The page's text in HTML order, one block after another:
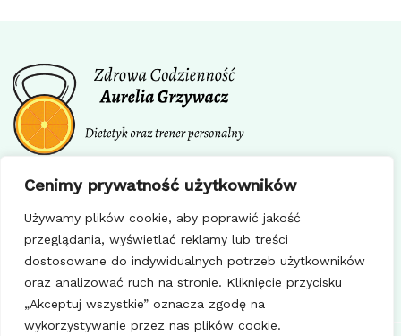
Cenimy prywatność użytkowników
Używamy plików cookie, aby poprawić jakość
przeglądania, wyświetlać reklamy lub treści
dostosowane do indywidualnych potrzeb użytkowników
oraz analizować ruch na stronie. Kliknięcie przycisku
„Akceptuj wszystkie” oznacza zgodę na
wykorzystywanie przez nas plików cookie.
Facebook
Instagram
Regulamin
Polityka prywatności
Polityka cookie